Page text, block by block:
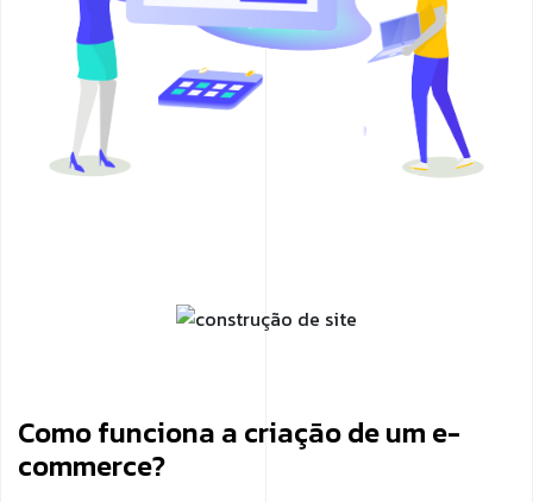
Como funciona a criação de um e-
commerce?